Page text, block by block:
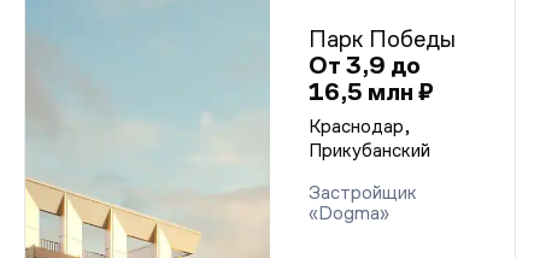
Парк Победы
От 3,9 до
16,5 млн ₽
Краснодар,
Прикубанский
Застройщик
«Dogma»